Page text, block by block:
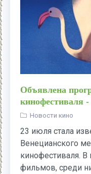
Объявлена
кинофестиваля
Новости кино
23 июля стала
Венецианского
кинофестиваля. В
фильмов, среди